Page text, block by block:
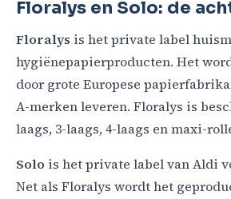
Floralys en Solo: de
Floralys is het private label
hygiënepapierproducten. Het
door grote Europese
A-merken leveren. Floralys is
laags, 3-laags, 4-laags en maxi-
Solo is het private label van Aldi
Net als Floralys wordt het